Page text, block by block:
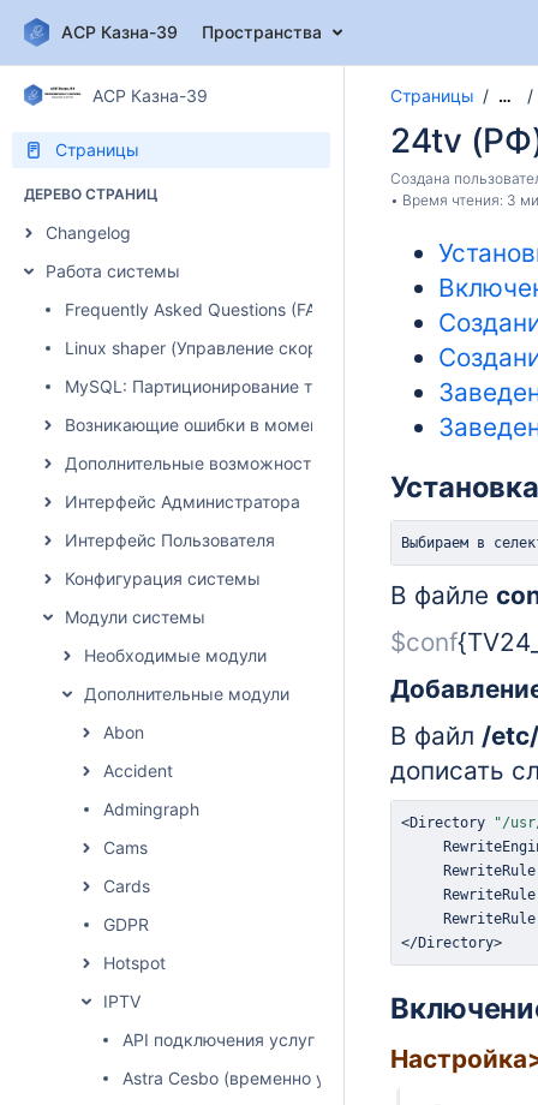
АСР Казна-39 Пространства
АСР Казна-39
Страницы
ДЕРЕВО СТРАНИЦ
Changelog
Работа системы
Frequently Asked Questions (FAQ)
Linux shaper (Управление скоростью)
MySQL: Партиционирование таблиц
Возникающие ошибки в момент авторизации абонента
Дополнительные возможности системы
Интерфейс Администратора
Интерфейс Пользователя
Конфигурация системы
Модули системы
Необходимые модули
Дополнительные модули
Abon
Accident
Admingraph
Cams
Cards
GDPR
Hotspot
IPTV
API подключения услуг
Astra Cesbo (временно утерян)
Страницы …
24tv
Создана
Время чтения: 3
Выбираем в
В файле
$conf{
В файл /
дописать
<Directory "/
</Directory>